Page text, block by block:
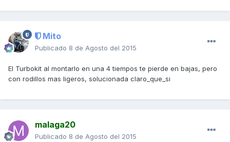
Mito
Publicado 8 de Agosto del 2015
El Turbokit al montarlo en una 4 tiempos te pierde en bajas, pero
con rodillos mas ligeros, solucionada claro_que_si
malaga20
Publicado 8 de Agosto del 2015